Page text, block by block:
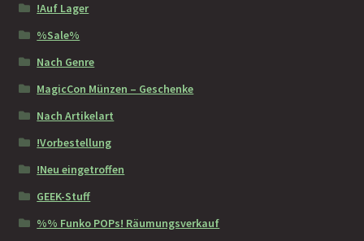
!Auf Lager
%Sale%
Nach Genre
MagicCon Münzen – Geschenke
Nach Artikelart
!Vorbestellung
!Neu eingetroffen
GEEK-Stuff
%% Funko POPs! Räumungsverkauf